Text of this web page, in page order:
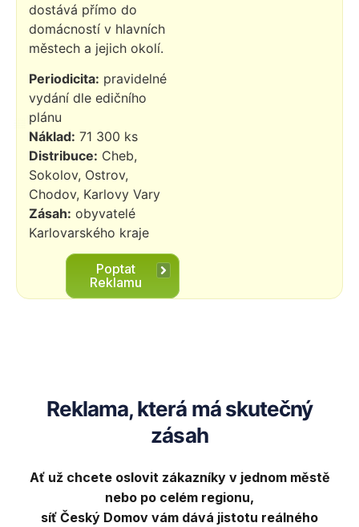
dostává přímo do
domácností v hlavních
městech a jejich okolí.
Periodicita: pravidelné
vydání dle edičního
plánu
Náklad: 71 300 ks
Distribuce: Cheb,
Sokolov, Ostrov,
Chodov, Karlovy Vary
Zásah: obyvatelé
Karlovarského kraje
Poptat
Reklamu
Reklama, která má skutečný
zásah
Ať už chcete oslovit zákazníky v jednom městě
nebo po celém regionu,
síť Český Domov vám dává jistotu reálného